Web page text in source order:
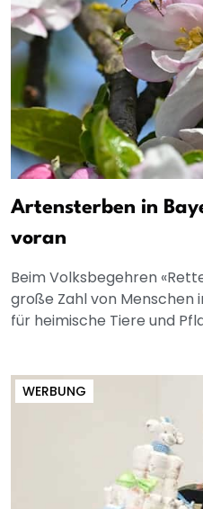
Artensterben in
voran
Beim Volksbegehren
große Zahl von Menschen
für heimische Tiere und
WERBUNG